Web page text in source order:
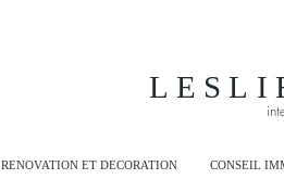
RENOVATION ET DECORATION CONSEIL